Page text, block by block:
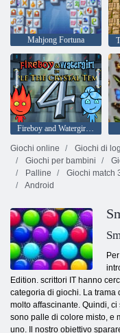
Mahjong Fortuna
Fireboy and Watergirl 4: Tempio di Cristallo
Giochi online
Giochi di
Giochi per bambini
Palline
Giochi match
Android
Edition. scrittori IT hanno
categoria di giochi. La trama
molto affascinante. Quindi,
sono palle di colore misto, e
uno. Il nostro obiettivo